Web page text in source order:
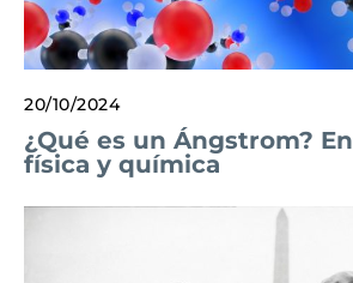
20/10/2024
¿Qué es un Ángstrom? En
física y química